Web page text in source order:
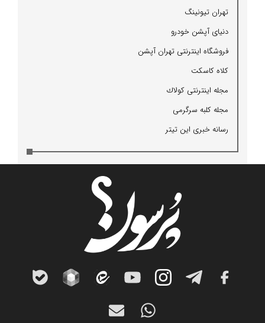
تهران تیونینگ
دنیای آپشن خودرو
فروشگاه اینترنتی تهران آپشن
كلاه كاسكت
مجله اینترنتی كولاك
مجله كلبه سرگرمی
رسانه خبری این تیتر